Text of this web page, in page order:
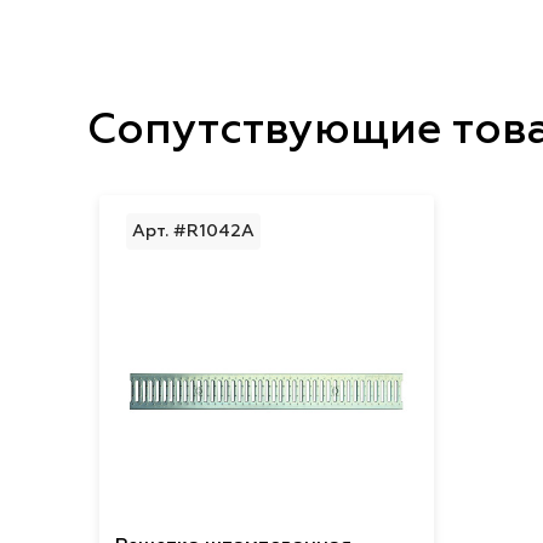
Сопутствующие
Арт. #R1042А